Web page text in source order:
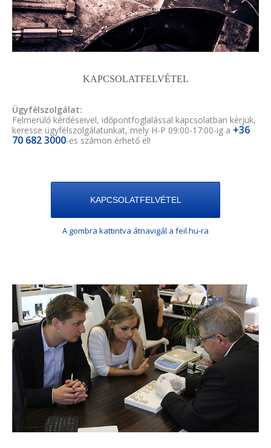
KAPCSOLATFELVÉTEL
Ügyfélszolgálat:
Felmerülő kérdéseivel, időpontfoglalással kapcsolatban kérjük,
keresse ügyfélszolgálatunkat, mely H-P 09:00-17:00-ig a +36
70 682 3000-es számon érhető el!
KAPCSOLATFELVÉTEL
A gombra kattintva átnavigál a feil.hu-ra